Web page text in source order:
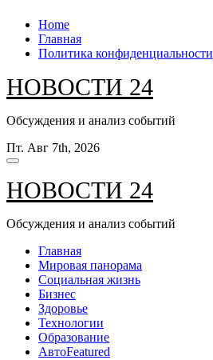
Перейти
содержанию
Home
Главная
Политика конфиденциальности
НОВОСТИ 24
Обсуждения и анализ событий
Пт. Авг 7th, 2026
НОВОСТИ 24
Обсуждения и анализ событий
Главная
Мировая панорама
Социальная жизнь
Бизнес
Здоровье
Технологии
Образование
АвтоFeatured